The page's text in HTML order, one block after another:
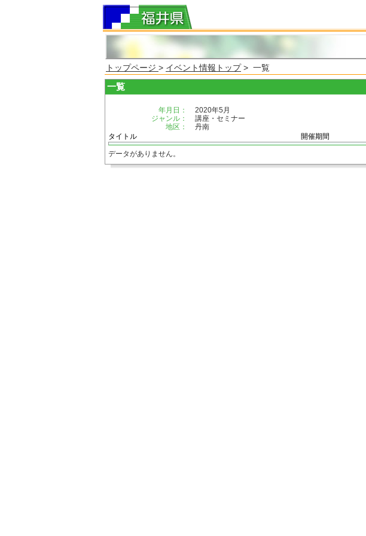
トップページ > イベント情報トップ> 一覧
一覧
年月日：
2020年5月
ジャンル：
講座・セミナー
地区：
丹南
タイトル
開催期間
データがありません。